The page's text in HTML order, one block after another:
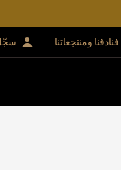
فنادقنا ومنتجعاتنا